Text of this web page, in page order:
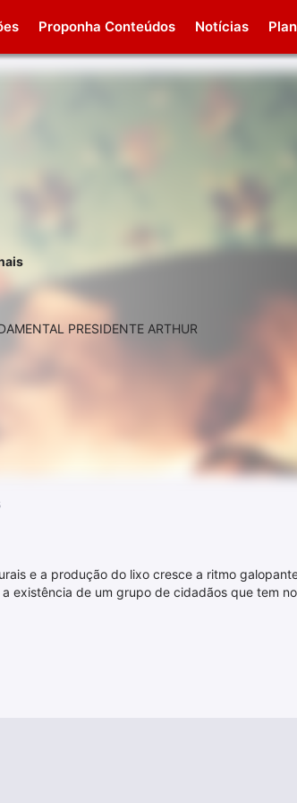
Proponha Conteúdos Notícias
PRESIDENTE ARTHUR
e a produção do lixo cresce a ritmo
existência de um grupo de cidadãos que tem